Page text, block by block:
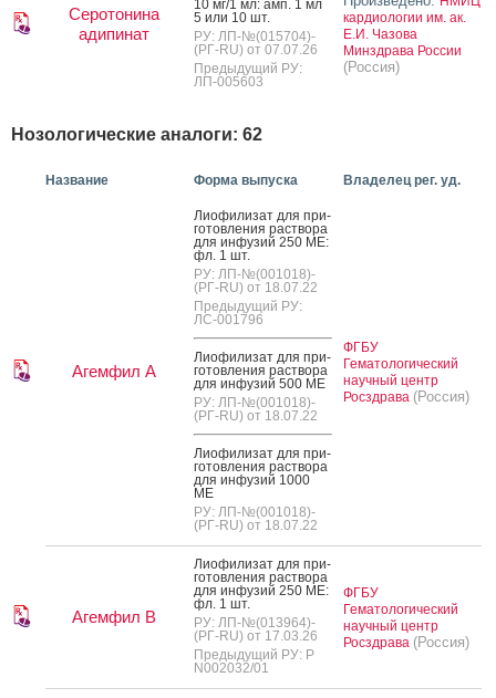
Серотонина
адипинат
10 мг/1 мл: амп. 1 мл
5 или 10 шт.
РУ: ЛП-№(015704)-
(РГ-RU) от 07.07.26
Предыдущий РУ:
ЛП-005603
кардиологии им. ак.
Е.И. Чазова
Минздрава России
(Россия)
Нозологические аналоги: 62
Название Форма выпуска Владелец рег. уд.
Агемфил А
Ли­офи­лизат для при­
готов­ле­ния рас­тво­ра
для ин­фу­зий 250 МЕ:
фл. 1 шт.
РУ: ЛП-№(001018)-
(РГ-RU) от 18.07.22
Предыдущий РУ:
ЛС-001796
Ли­офи­лизат для при­
готов­ле­ния рас­тво­ра
для ин­фу­зий 500 МЕ
РУ: ЛП-№(001018)-
(РГ-RU) от 18.07.22
Ли­офи­лизат для при­
готов­ле­ния рас­тво­ра
для ин­фу­зий 1000
МЕ
РУ: ЛП-№(001018)-
(РГ-RU) от 18.07.22
ФГБУ
Гематологический
научный центр
Росздрава (Россия)
Агемфил В
Ли­офи­лизат для при­
готов­ле­ния рас­тво­ра
для ин­фу­зий 250 МЕ:
фл. 1 шт.
РУ: ЛП-№(013964)-
(РГ-RU) от 17.03.26
Предыдущий РУ: Р
N002032/01
ФГБУ
Гематологический
научный центр
Росздрава (Россия)